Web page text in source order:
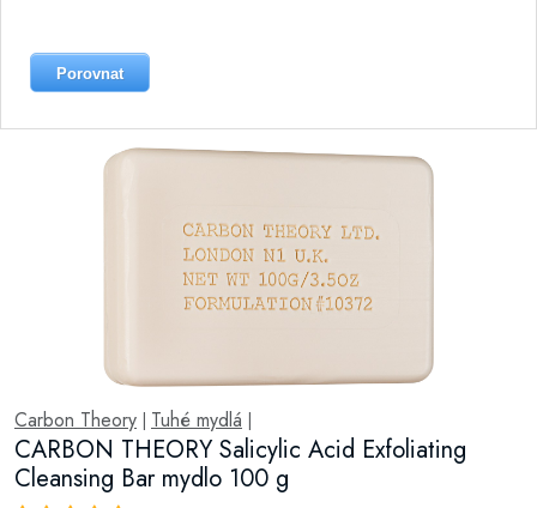
Porovnat
Carbon Theory Tuhé mydlá
CARBON THEORY Salicylic Acid Exfoliating
Cleansing Bar mydlo 100 g